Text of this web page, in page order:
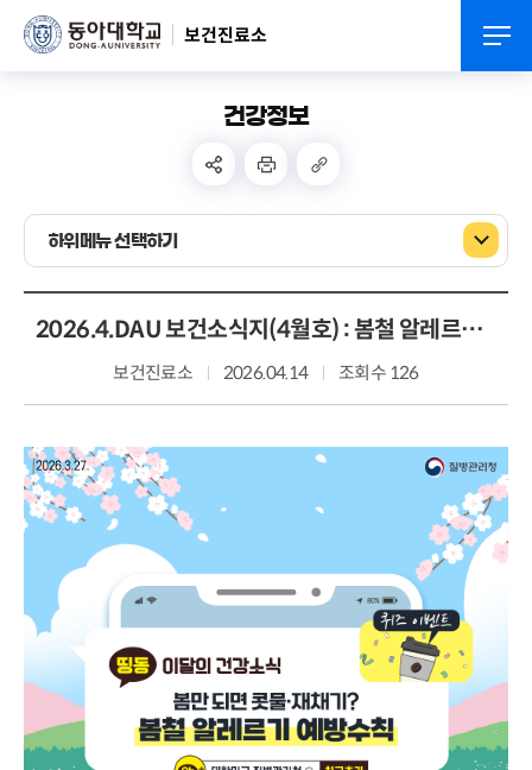
보건진료소
건강정보
하위메뉴 선택하기
2026.4.DAU 보건소식지(4월호) : 봄철 알레르기 예방수칙
보건진료소 2026.04.14 조회수 126